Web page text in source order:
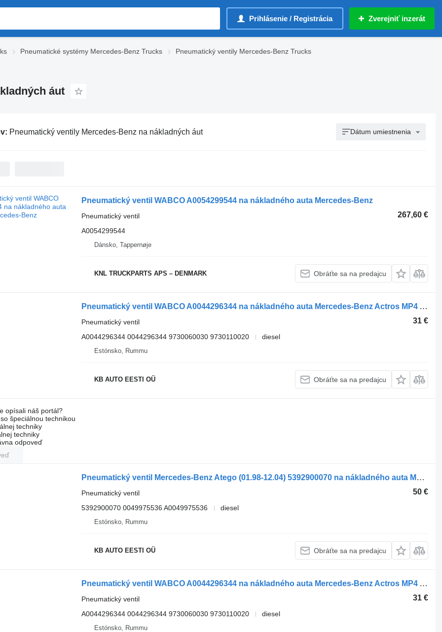
Prihlásenie / Registrácia Zverejniť inzerát
Pneumatické systémy Mercedes-Benz Trucks
Pneumatický ventily Mercedes-Benz Trucks
áut
Pneumatický ventily Mercedes-Benz na nákladných áut Dátum umiestnenia
Pneumatický ventil WABCO A0054299544 na nákladného auta Mercedes-Benz
267,60 €
Pneumatický ventil
A0054299544
Dánsko, Tappernøje
KNL TRUCKPARTS APS – DENMARK Obráťte sa na predajcu
Pneumatický ventil WABCO A0044296344 na nákladného auta Mercedes-Benz Actros MP4 Antos Arocs (2012-)
31 €
Pneumatický ventil
A0044296344 0044296344 9730060030 9730110020
diesel
Estónsko, Rummu
KB AUTO EESTI OÜ Obráťte sa na predajcu
opísali náš portál?
špeciálnou technikou
techniky
techniky
odpoveď
Pneumatický ventil Mercedes-Benz Atego (01.98-12.04) 5392900070 na nákladného auta Mercedes-Benz Atego, Atego 2, Atego 3 (1996-)
50 €
Pneumatický ventil
5392900070 0049975536 A0049975536
diesel
Estónsko, Rummu
KB AUTO EESTI OÜ Obráťte sa na predajcu
Pneumatický ventil WABCO A0044296344 na nákladného auta Mercedes-Benz Actros MP4 Antos Arocs (2012-)
31 €
Pneumatický ventil
A0044296344 0044296344 9730060030 9730110020
diesel
Estónsko, Rummu